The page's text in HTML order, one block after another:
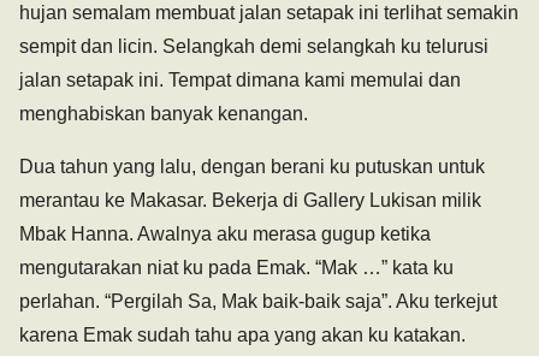
hujan semalam membuat jalan setapak ini terlihat semakin
sempit dan licin. Selangkah demi selangkah ku telurusi
jalan setapak ini. Tempat dimana kami memulai dan
menghabiskan banyak kenangan.
Dua tahun yang lalu, dengan berani ku putuskan untuk
merantau ke Makasar. Bekerja di Gallery Lukisan milik
Mbak Hanna. Awalnya aku merasa gugup ketika
mengutarakan niat ku pada Emak. “Mak …” kata ku
perlahan. “Pergilah Sa, Mak baik-baik saja”. Aku terkejut
karena Emak sudah tahu apa yang akan ku katakan.